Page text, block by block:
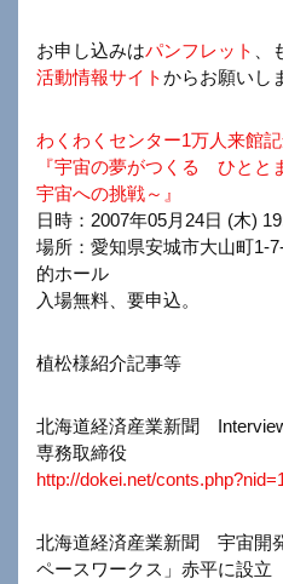
お申し込みはパンフレット 、
活動情報サイトからお願いし
わくわくセンター1万人来館
『宇宙の夢がつくる ひとと
宇宙への挑戦～』
日時：2007年05月24日 (木)
場所：愛知県安城市大山町1-
的ホール
入場無料、要申込。
植松様紹介記事等
北海道経済産業新聞
専務取締役
http://dokei.net/
北海道経済産業新聞 宇宙開
ペースワークス」赤平に設立